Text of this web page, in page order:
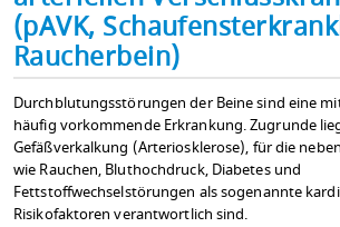
(pAVK,
Raucherbein)
Durchblutungsstörungen der Beine sind eine
häufig vorkommende Erkrankung. Zugrunde
Gefäßverkalkung (Arteriosklerose), für die
wie Rauchen, Bluthochdruck, Diabetes und
Fettstoffwechselstörungen als sogenannte
Risikofaktoren verantwortlich sind.